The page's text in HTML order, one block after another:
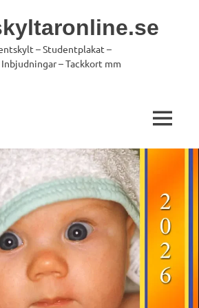
– Studentplakat –
– Tackkort mm
MENY